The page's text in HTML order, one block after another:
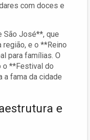
com doces e
São José**, que
e o **Reino
para famílias. O
o **Festival do
a fama da cidade
e